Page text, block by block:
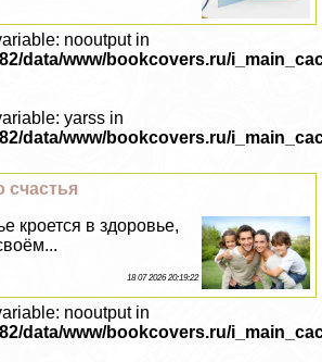
nooutput in
data/www/bookcovers.ru/
yarss in
data/www/bookcovers.ru/
счастья
кроется в здоровье,
18 07 2026 20:19:22
nooutput in
data/www/bookcovers.ru/